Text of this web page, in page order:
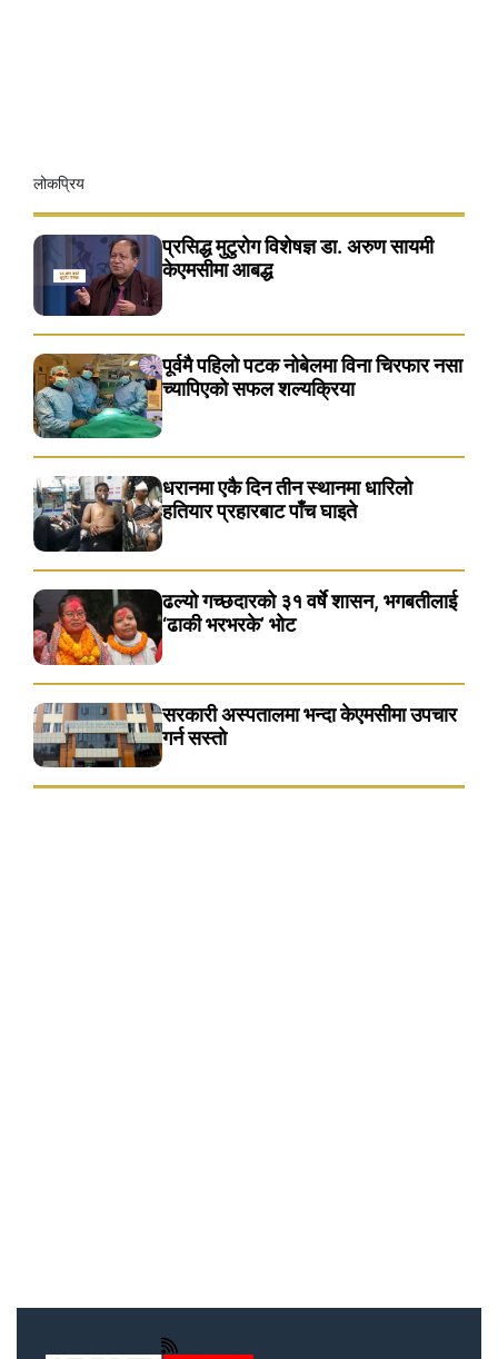
लोकप्रिय
प्रसिद्ध मुटुरोग विशेषज्ञ डा. अरुण सायमी
केएमसीमा आबद्ध
पूर्वमै पहिलो पटक नोबेलमा विना चिरफार नसा
च्यापिएको सफल शल्यक्रिया
धरानमा एकै दिन तीन स्थानमा धारिलाे
हतियार प्रहारबाट पाँच घाइते
ढल्यो गच्छदारको ३१ वर्षे शासन, भगबतीलाई
‘ढाकी भरभरके’ भाेट
सरकारी अस्पतालमा भन्दा केएमसीमा उपचार
गर्न सस्ताे